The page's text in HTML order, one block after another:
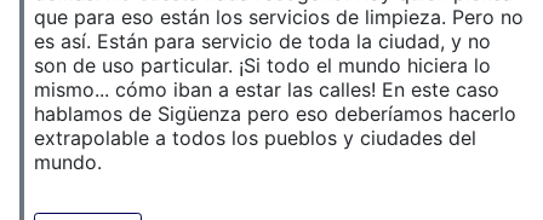
que para eso están los servicios de limpieza. Pero no
es así. Están para servicio de toda la ciudad, y no
son de uso particular. ¡Si todo el mundo hiciera lo
mismo... cómo iban a estar las calles! En este caso
hablamos de Sigüenza pero eso deberíamos hacerlo
extrapolable a todos los pueblos y ciudades del
mundo.